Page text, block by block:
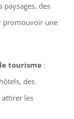
paysages, des
promouvoir une
tourisme:
des
attirer les